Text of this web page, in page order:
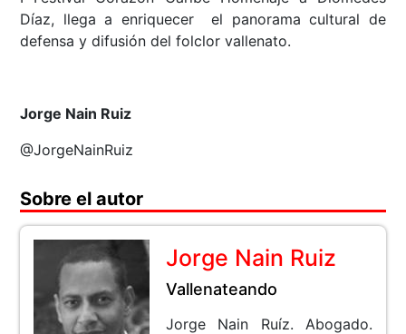
Díaz, llega a enriquecer el panorama cultural de
defensa y difusión del folclor vallenato.
Jorge Nain Ruiz
@JorgeNainRuiz
Sobre el autor
Jorge Nain Ruiz
Vallenateando
Jorge Nain Ruíz. Abogado.